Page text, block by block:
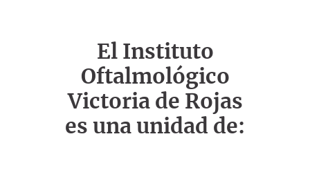
El Instituto
Oftalmológico
Victoria de Rojas
es una unidad de: